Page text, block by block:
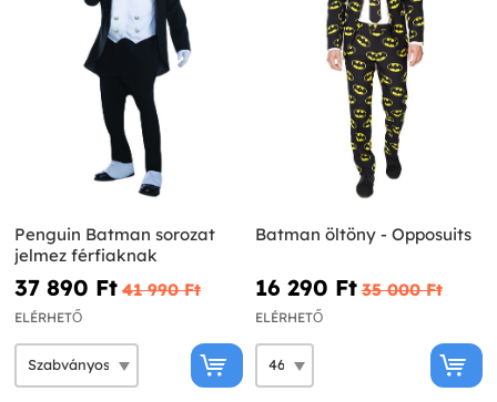
Penguin Batman sorozat
jelmez férfiaknak
37 890 Ft‎ 41 990 Ft‎
ELÉRHETŐ
Batman öltöny - Opposuits
16 290 Ft‎ 35 000 Ft‎
ELÉRHETŐ